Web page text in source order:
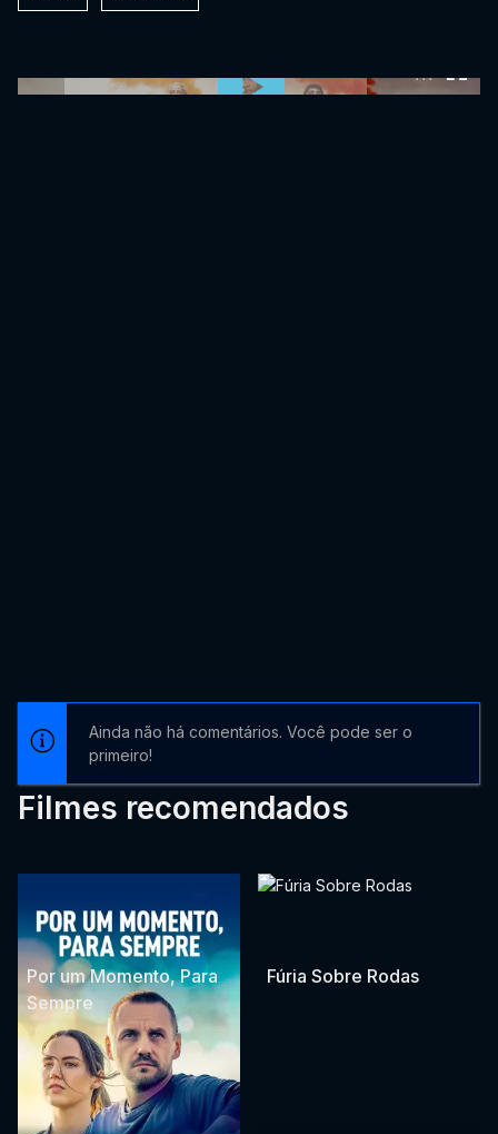
Ainda não há comentários. Você pode ser o
primeiro!
Filmes recomendados
Por um Momento, Para
Sempre
Fúria Sobre Rodas